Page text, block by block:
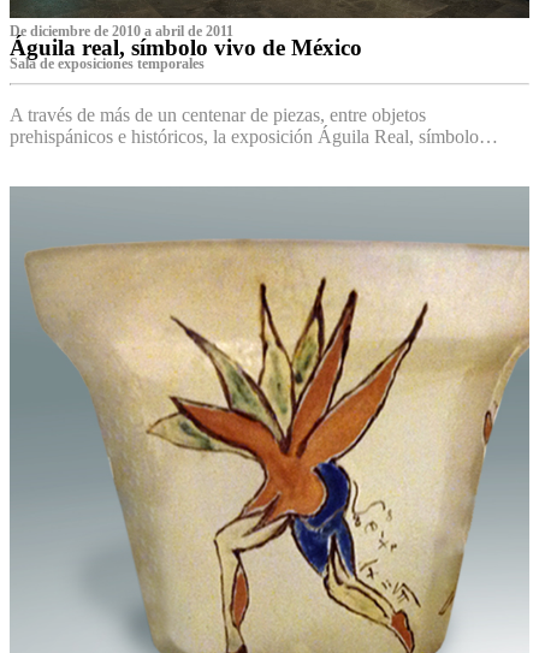
De diciembre de 2010 a abril de 2011
Águila real, símbolo vivo de México
Sala de exposiciones temporales
A través de más de un centenar de piezas, entre objetos
prehispánicos e históricos, la exposición Águila Real, símbolo…